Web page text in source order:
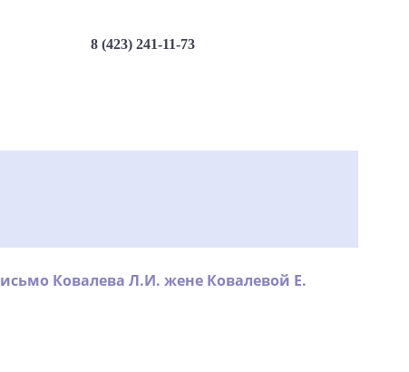
8 (423) 241-11-73
Ковалева Л.И. жене Ковалевой Е.